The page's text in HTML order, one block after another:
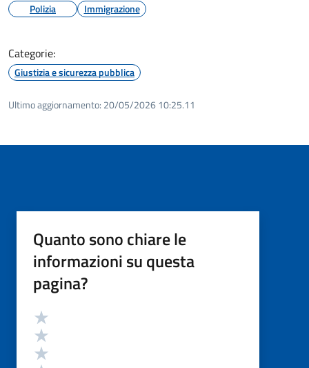
Polizia Immigrazione
Categorie:
Giustizia e sicurezza pubblica
Ultimo aggiornamento: 20/05/2026 10:25.11
Quanto sono chiare le
informazioni su questa
pagina?
Valutazione